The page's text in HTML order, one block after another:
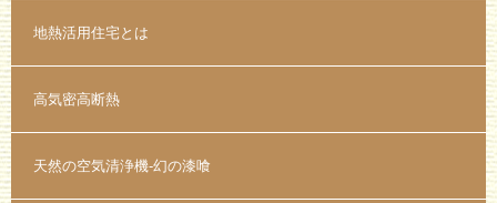
地熱活用住宅とは
高気密高断熱
天然の空気清浄機-幻の漆喰